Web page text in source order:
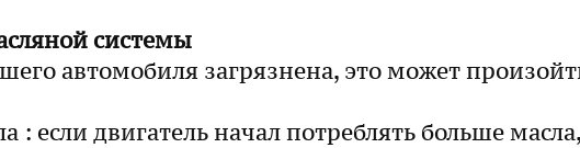
системы
автомобиля загрязнена, это может
если двигатель начал потреблять больше